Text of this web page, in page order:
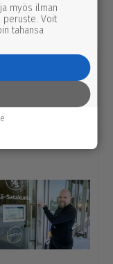
myös ilman
peruste. Voit
tahansa